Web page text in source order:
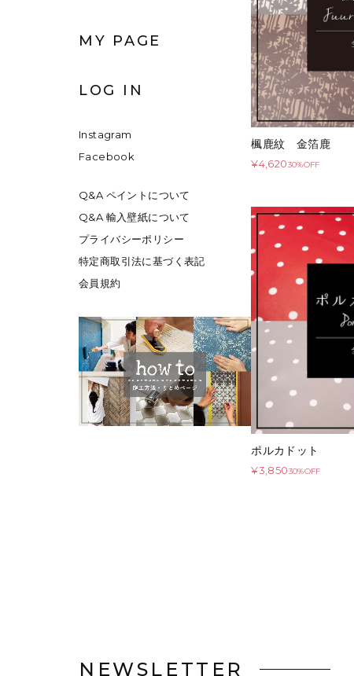
MY PAGE
LOG IN
Instagram
Facebook
Q&A ペイントについて
Q&A 輸入壁紙について
プライバシーポリシー
特定商取引法に基づく表記
会員規約
楓鹿紋 金箔鹿
¥4,62030%OFF
ポルカドット
¥3,85030%OFF
NEWSLETTER